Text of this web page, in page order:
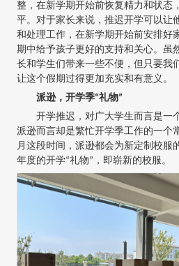
整，在新学期开始前恢复精力和状态
平。对于家长来说，推迟开学可以让
和处理工作，在新学期开始前安排好
期中给予孩子更好的支持和关心。虽
长和学生们带来一些不便，但只要我
让这个假期过得更加充实和有意义。
派逊，开学季“礼物”
开学推迟，对广大学生而言是一
派逊而言却是繁忙开学季工作的一个
月这段时间，派逊都会为新定制校服
年度的开学“礼物”，即崭新的校服。